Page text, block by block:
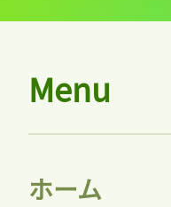
Menu
ホーム